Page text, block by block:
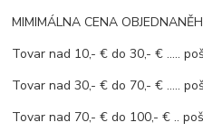
MIMIMÁLNA CENA
Tovar nad 10,- € do 30,- € .....
Tovar nad 30,- € do 70,- € .....
Tovar nad 70,- € do 100,- € ..